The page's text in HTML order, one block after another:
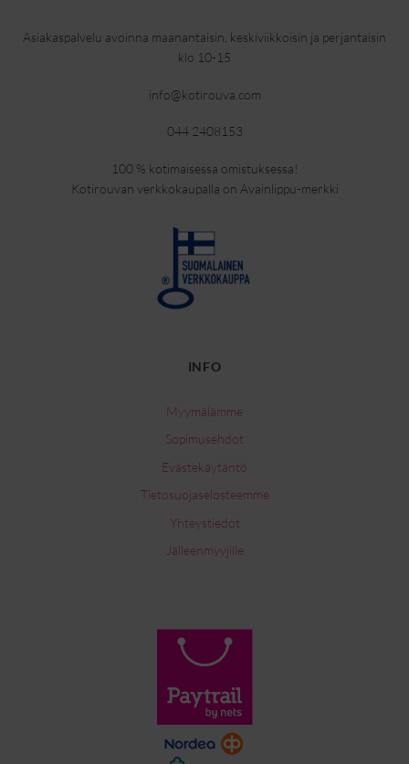
Asiakaspalvelu avoinna maanantaisin, keskiviikkoisin ja perjantaisin
klo 10-15
info@kotirouva.com
044 2408153
100 % kotimaisessa omistuksessa!
Kotirouvan verkkokaupalla on Avainlippu-merkki
INFO
Myymälämme
Sopimusehdot
Evästekäytäntö
Tietosuojaselosteemme
Yhteystiedot
Jälleenmyyjille